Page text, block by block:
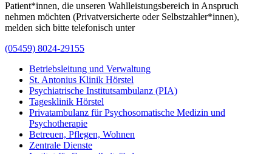
Patient*innen, die unseren Wahlleistungsbereich in Anspruch
nehmen möchten (Privatversicherte oder Selbstzahler*innen),
melden sich bitte telefonisch unter
(05459) 8024-29155
Betriebsleitung und Verwaltung
St. Antonius Klinik Hörstel
Psychiatrische Institutsambulanz (PIA)
Tagesklinik Hörstel
Privatambulanz für Psychosomatische Medizin und
Psychotherapie
Betreuen, Pflegen, Wohnen
Zentrale Dienste